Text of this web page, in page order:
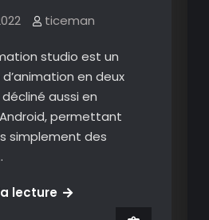
ticeman
studio est un
en deux
aussi en
permettant
simplement des
lectureBetsnip